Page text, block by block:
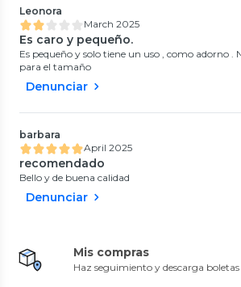
Leonora
March 2025
Es caro y pequeño.
Es pequeño y solo tiene un uso , como adorno .
para el tamaño
Denunciar
barbara
April 2025
recomendado
Bello y de buena calidad
Denunciar
Mis compras
Haz seguimiento y descarga boletas